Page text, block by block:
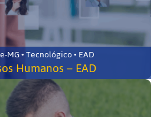
• Tecnológico • EAD
Humanos – EAD